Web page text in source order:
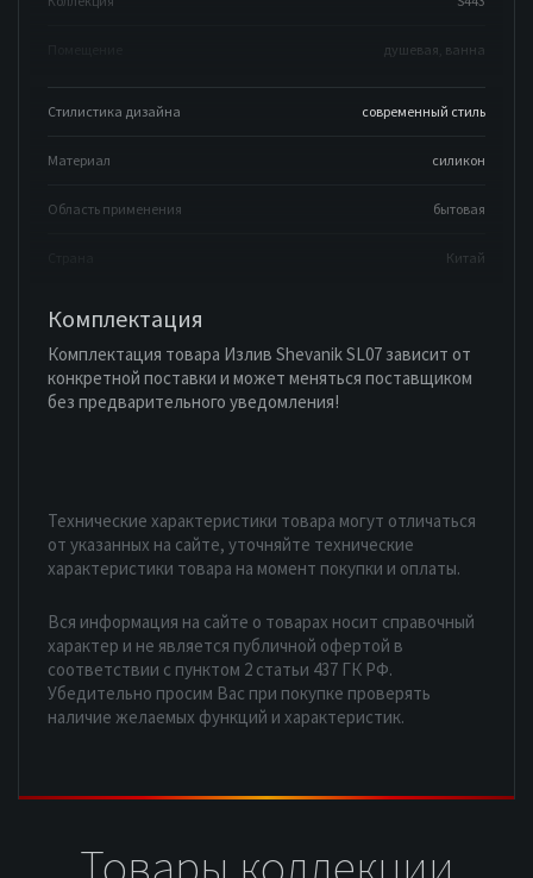
душевая, ванна
Стилистика дизайна современный стиль
Материал силикон
Область применения бытовая
Китай
Комплектация
Комплектация товара Излив Shevanik SL07 зависит от
конкретной поставки и может меняться поставщиком
без предварительного уведомления!
Технические характеристики товара могут отличаться
от указанных на сайте, уточняйте технические
характеристики товара на момент покупки и оплаты.
Вся информация на сайте о товарах носит справочный
характер и не является публичной офертой в
соответствии с пунктом 2 статьи 437 ГК РФ.
Убедительно просим Вас при покупке проверять
наличие желаемых функций и характеристик.